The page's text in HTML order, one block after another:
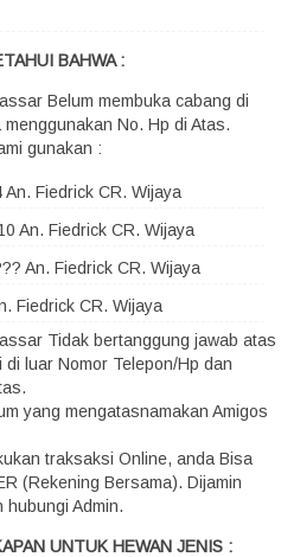
BAHWA :
Belum membuka cabang di
No. Hp di Atas.
gunakan :
An. Fiedrick CR. Wijaya
An. Fiedrick CR. Wijaya
An. Fiedrick CR. Wijaya
Fiedrick CR. Wijaya
Tidak bertanggung jawab atas
luar Nomor Telepon/Hp dan
yang mengatasnamakan Amigos
traksaksi Online, anda Bisa
(Rekening Bersama). Dijamin
hubungi Admin.
UNTUK HEWAN JENIS :